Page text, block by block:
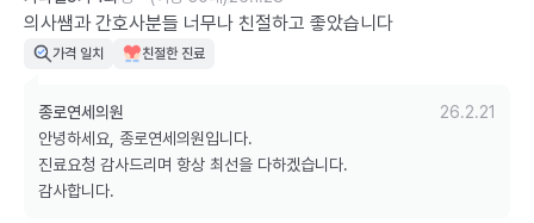
의사쌤과 간호사분들 너무나 친절하고 좋았습니다
가격 일치 친절한 진료
종로연세의원
26.2.21
안녕하세요, 종로연세의원입니다.
진료요청 감사드리며 항상 최선을 다하겠습니다.
감사합니다.